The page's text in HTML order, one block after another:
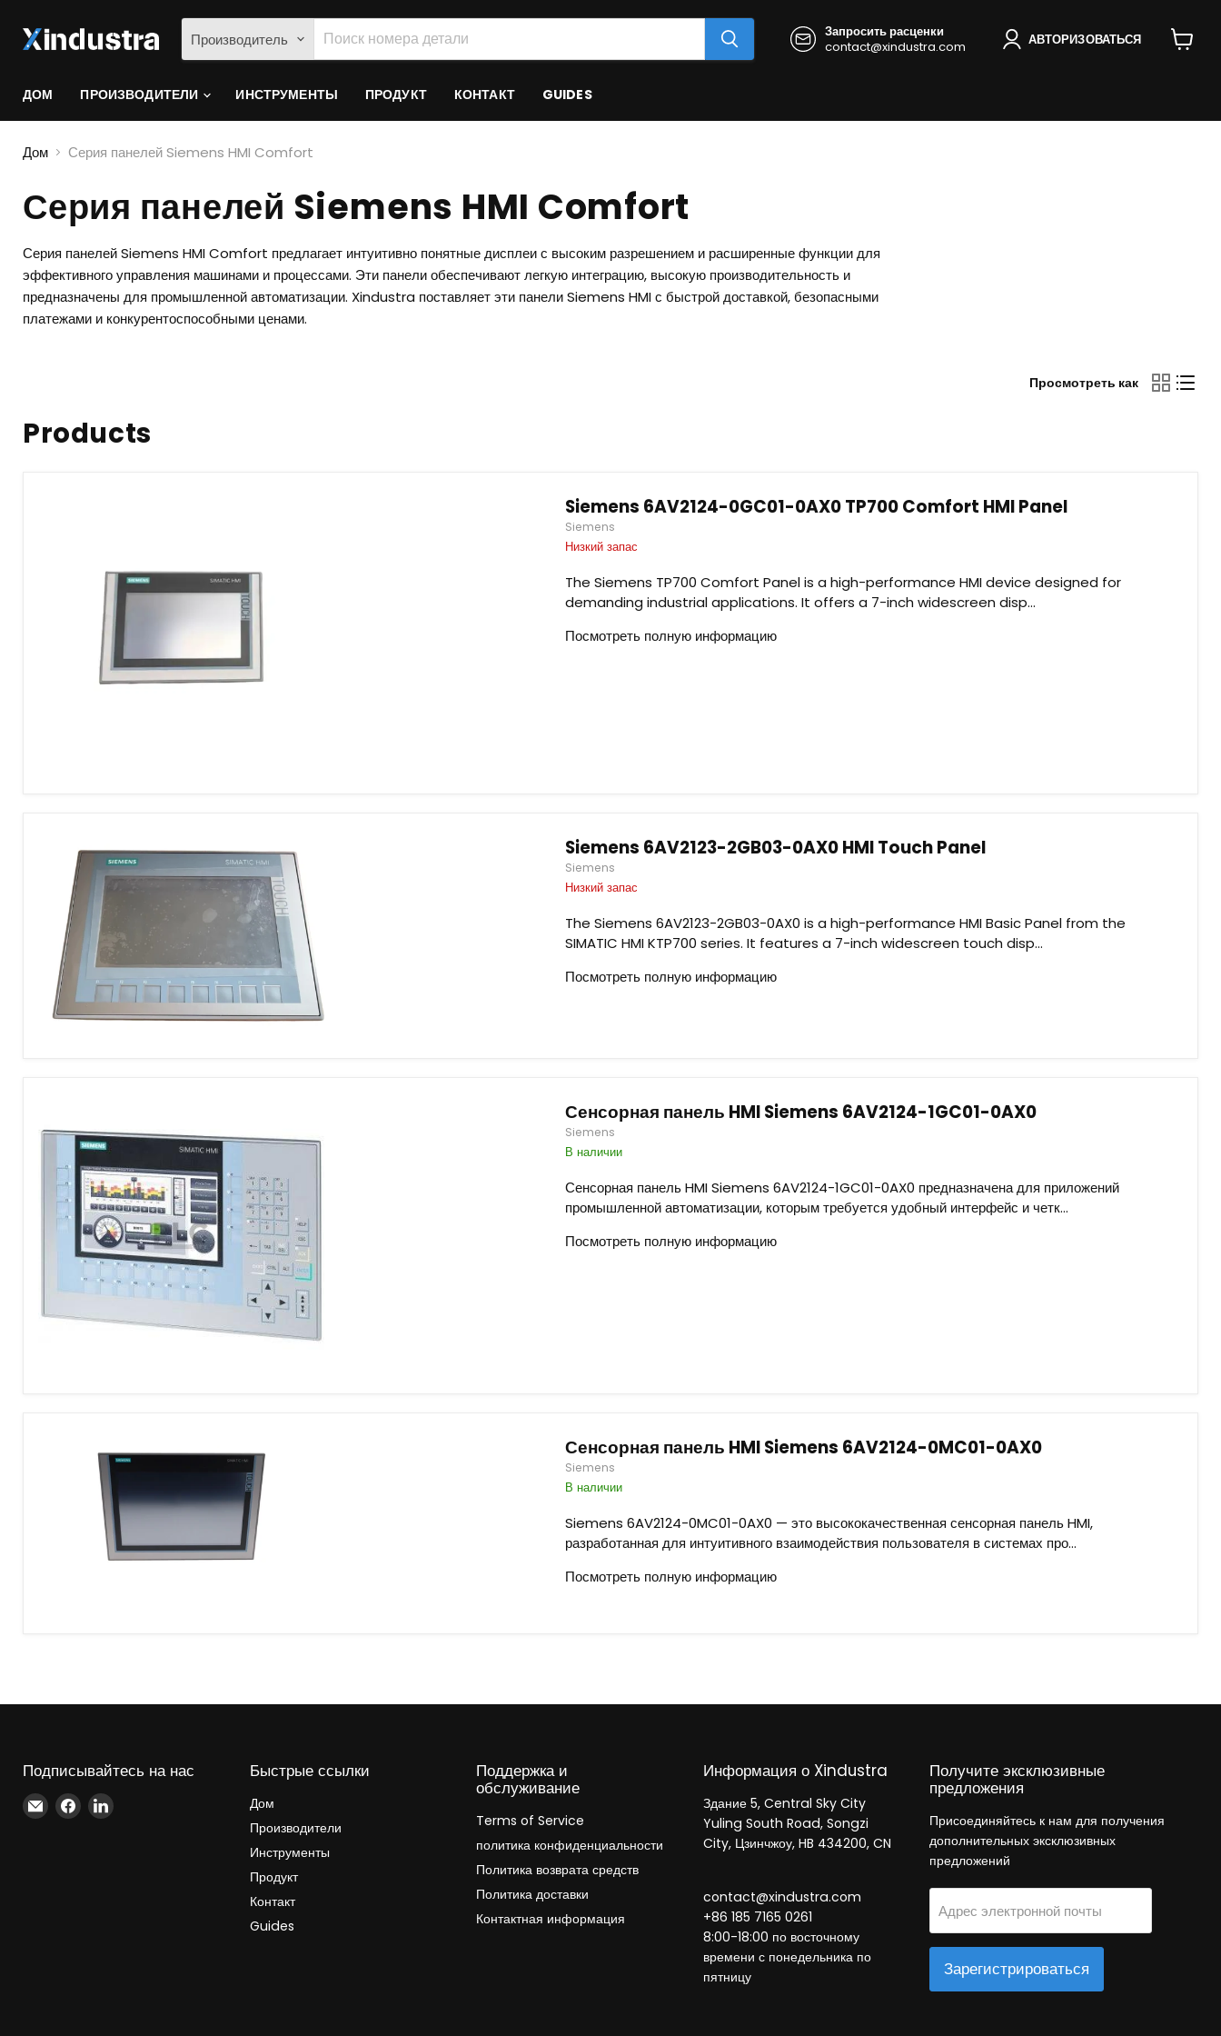
Производитель
Запросить расценки
contact@xindustra.com
АВТОРИЗОВАТЬСЯ
ДОМ ПРОИЗВОДИТЕЛИ ИНСТРУМЕНТЫ ПРОДУКТ КОНТАКТ GUIDES
Дом Серия панелей Siemens HMI Comfort
Серия панелей Siemens HMI Comfort
Серия панелей Siemens HMI Comfort предлагает интуитивно понятные дисплеи с высоким разрешением и расширенные функции для
эффективного управления машинами и процессами. Эти панели обеспечивают легкую интеграцию, высокую производительность и
предназначены для промышленной автоматизации. Xindustra поставляет эти панели Siemens HMI с быстрой доставкой, безопасными
платежами и конкурентоспособными ценами.
Просмотреть как
Products
TP700
Comfort
Panel
Siemens 6AV2124-0GC01-0AX0 TP700 Comfort HMI Panel
Siemens
Низкий запас
The Siemens TP700 Comfort Panel is a high-performance HMI device designed for
demanding industrial applications. It offers a 7-inch widescreen disp...
Посмотреть полную информацию
Touch
Siemens 6AV2123-2GB03-0AX0 HMI Touch Panel
Siemens
Низкий запас
The Siemens 6AV2123-2GB03-0AX0 is a high-performance HMI Basic Panel from the
SIMATIC HMI KTP700 series. It features a 7-inch widescreen touch disp...
Посмотреть полную информацию
Сенсорная панель HMI Siemens 6AV2124-1GC01-0AX0
Siemens
В наличии
Сенсорная панель HMI Siemens 6AV2124-1GC01-0AX0 предназначена для приложений
промышленной автоматизации, которым требуется удобный интерфейс и четк...
Посмотреть полную информацию
0MC01-
Сенсорная панель HMI Siemens 6AV2124-0MC01-0AX0
Siemens
В наличии
Siemens 6AV2124-0MC01-0AX0 — это высококачественная сенсорная панель HMI,
разработанная для интуитивного взаимодействия пользователя в системах про...
Посмотреть полную информацию
Подписывайтесь на нас
Найдите
нас
Найдите
нас
Найдите
Быстрые ссылки
Дом
Производители
Инструменты
Продукт
Контакт
Guides
Поддержка и
обслуживание
Terms of Service
политика конфиденциальности
Политика возврата средств
Политика доставки
Контактная информация
Информация о Xindustra
Здание 5, Central Sky City
Yuling South Road, Songzi
City, Цзинчжоу, HB 434200, CN
contact@xindustra.com
+86 185 7165 0261
8:00-18:00 по восточному
времени с понедельника по
пятницу
Получите эксклюзивные
предложения
Присоединяйтесь к нам для получения
дополнительных эксклюзивных
предложений
Адрес электронной почты
Зарегистрироваться